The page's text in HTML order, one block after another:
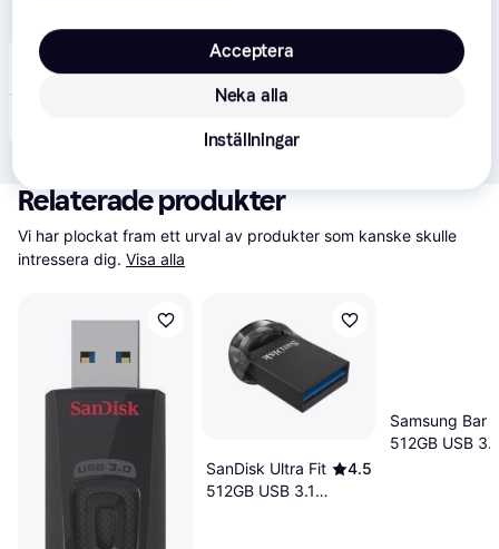
99 kr frakt
Relaterade produkter
Vi har plockat fram ett urval av produkter som kanske skulle
intressera dig. Visa alla
SanDisk Ultra Fit
512GB USB 3.1
4.5
Samsung Bar
512GB USB 3.1
Neka alla
Acceptera
Inställningar